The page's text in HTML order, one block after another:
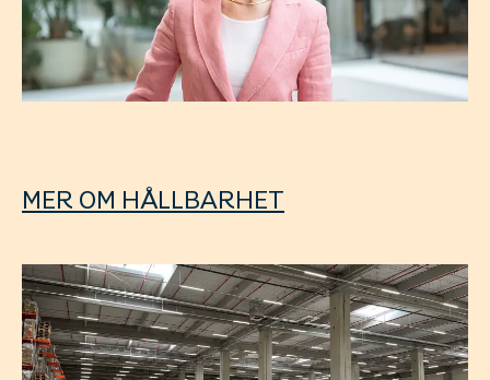
MER OM HÅLLBARHET